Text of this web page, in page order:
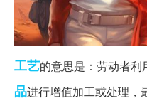
工艺的意思是：劳动者利
品进行增值加工或处理，